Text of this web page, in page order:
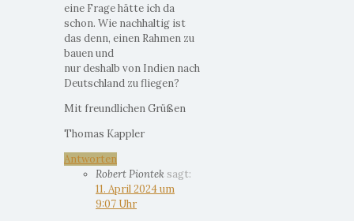
eine Frage hätte ich da
schon. Wie nachhaltig ist
das denn, einen Rahmen zu
bauen und
nur deshalb von Indien nach
Deutschland zu fliegen?
Mit freundlichen Grüßen
Thomas Kappler
Antworten
Robert Piontek sagt:
11. April 2024 um
9:07 Uhr